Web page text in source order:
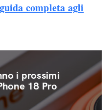
completa agli
i prossimi
18 Pro